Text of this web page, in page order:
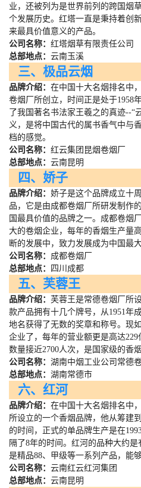
业，还被列为是世界前列的跨国烟
个发展历史。红塔一直是秉持着创
来最具价值意义的产品。
公司名称： 红塔烟草有限责任公司
总部地点： 云南玉溪
三、极品云烟
品牌介绍： 在中国十大名烟排名中
卷烟厂所创立，时间正是处于1958
了我国著名书法家王羲之的真迹--“
义，是将中国古代的属书香气中与
档的感觉。
公司名称： 红云集团昆烟卷烟厂
总部地点： 云南昆明
四、娇子
品牌介绍： 娇子是这个品牌成立十
品，它是由成都卷烟厂所研发制作
国最具价值的品牌之一。成都卷烟
大的卷烟企业，每年的香烟生产量
断的发展中，致力发展成为中国最
公司名称： 成都卷烟厂
总部地点：
四川成都
五、芙蓉王
品牌介绍： 芙蓉王是常德卷烟厂所
款产品拥有十几个牌号，从1951年
地名获得了无数的奖章和称号。现
企业了，每年的营业额更是高达229
数量接近2700人次，是国家级的香
公司名称： 湖南中烟工业公司常德卷
总部地点： 湖南常德市
六、红河
品牌介绍： 在中国十大名烟排名中
所设立的一个香烟品牌，他从筹建
的时间，正式的单品牌生产是在
隔了8年的时间。红河的品种大约是
是精品88、甲级等一系列产品，能
公司名称： 云南红云红河集团
总部地点： 云南昆明